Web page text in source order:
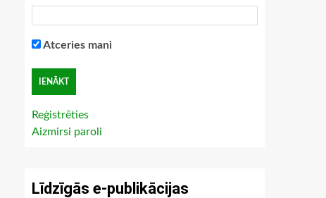
Atceries mani
Reģistrēties
Aizmirsi paroli
Līdzīgās e-publikācijas